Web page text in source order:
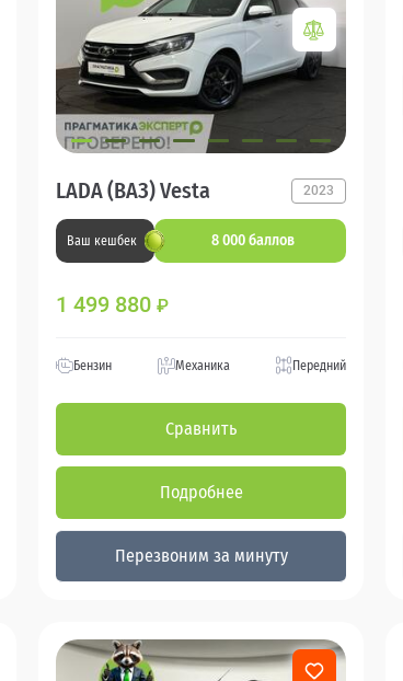
LADA (ВАЗ) Vesta 2023
Ваш кешбек 8 000 баллов
1 499 880 ₽
Бензин Механика Передний
Сравнить
Подробнее
Перезвоним за минуту